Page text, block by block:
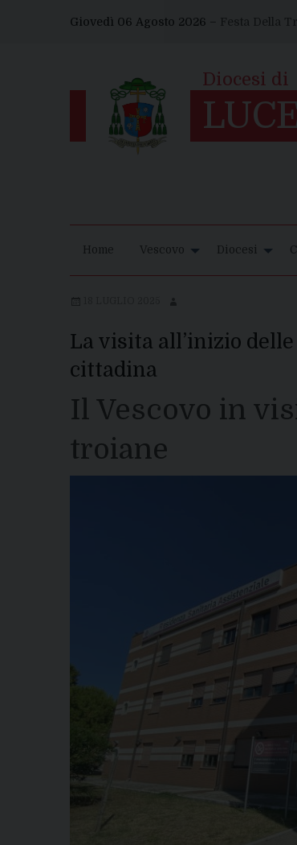
Giovedì 06 Agosto 2026 – Festa Della
Home Vescovo Diocesi
La visita all’inizio
cittadina
Il Vescovo in
troiane